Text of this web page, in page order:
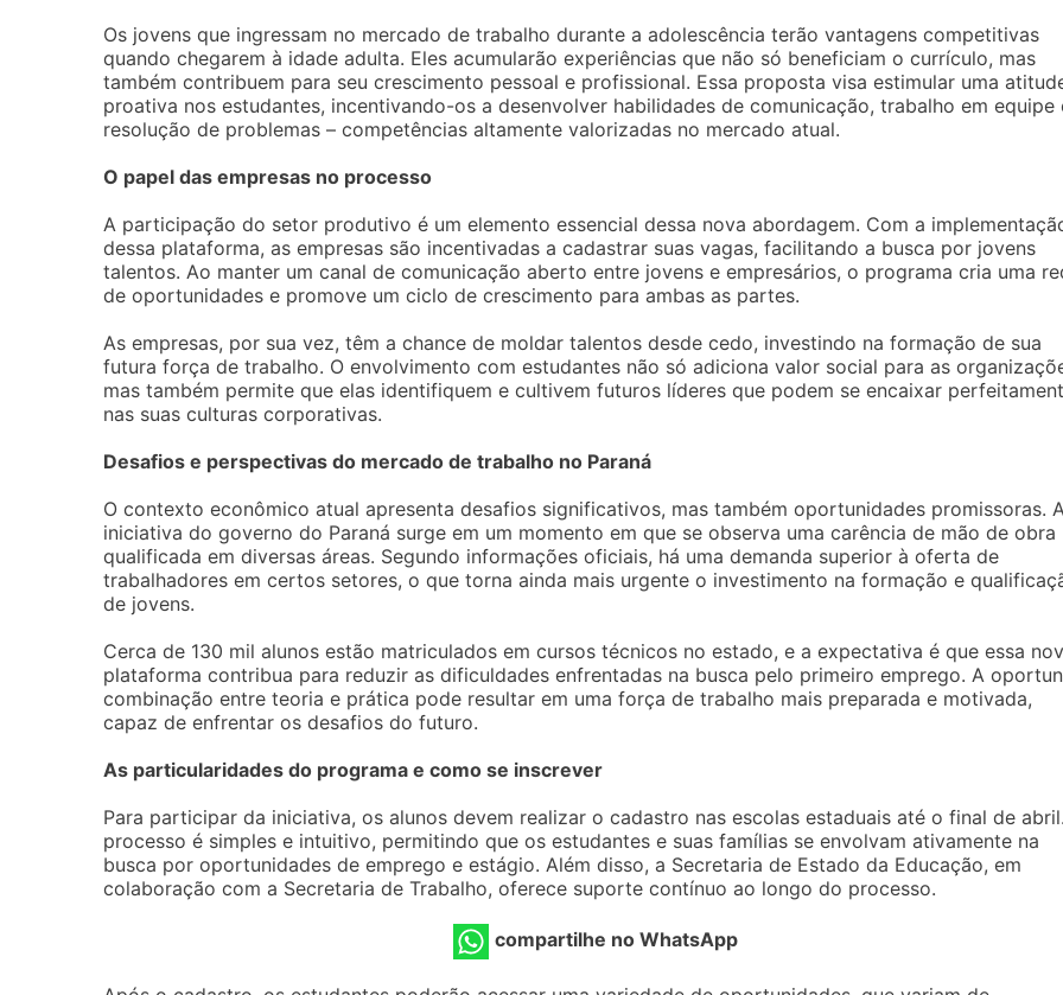
Os jovens que ingressam no mercado de trabalho durante a adolescência terão vantagens competitivas
quando chegarem à idade adulta. Eles acumularão experiências que não só beneficiam o currículo, mas
também contribuem para seu crescimento pessoal e profissional. Essa proposta visa estimular uma
proativa nos estudantes, incentivando-os a desenvolver habilidades de comunicação, trabalho em equipe
resolução de problemas – competências altamente valorizadas no mercado atual.
O papel das empresas no processo
A participação do setor produtivo é um elemento essencial dessa nova abordagem. Com a
dessa plataforma, as empresas são incentivadas a cadastrar suas vagas, facilitando a busca por jovens
talentos. Ao manter um canal de comunicação aberto entre jovens e empresários, o programa cria uma
de oportunidades e promove um ciclo de crescimento para ambas as partes.
As empresas, por sua vez, têm a chance de moldar talentos desde cedo, investindo na formação de sua
futura força de trabalho. O envolvimento com estudantes não só adiciona valor social para as
mas também permite que elas identifiquem e cultivem futuros líderes que podem se encaixar
nas suas culturas corporativas.
Desafios e perspectivas do mercado de trabalho no Paraná
O contexto econômico atual apresenta desafios significativos, mas também oportunidades promissoras.
iniciativa do governo do Paraná surge em um momento em que se observa uma carência de mão de obra
qualificada em diversas áreas. Segundo informações oficiais, há uma demanda superior à oferta de
trabalhadores em certos setores, o que torna ainda mais urgente o investimento na formação e
de jovens.
Cerca de 130 mil alunos estão matriculados em cursos técnicos no estado, e a expectativa é que essa
plataforma contribua para reduzir as dificuldades enfrentadas na busca pelo primeiro emprego. A
combinação entre teoria e prática pode resultar em uma força de trabalho mais preparada e motivada,
capaz de enfrentar os desafios do futuro.
As particularidades do programa e como se inscrever
Para participar da iniciativa, os alunos devem realizar o cadastro nas escolas estaduais até o final de
processo é simples e intuitivo, permitindo que os estudantes e suas famílias se envolvam ativamente na
busca por oportunidades de emprego e estágio. Além disso, a Secretaria de Estado da Educação, em
colaboração com a Secretaria de Trabalho, oferece suporte contínuo ao longo do processo.
compartilhe no WhatsApp